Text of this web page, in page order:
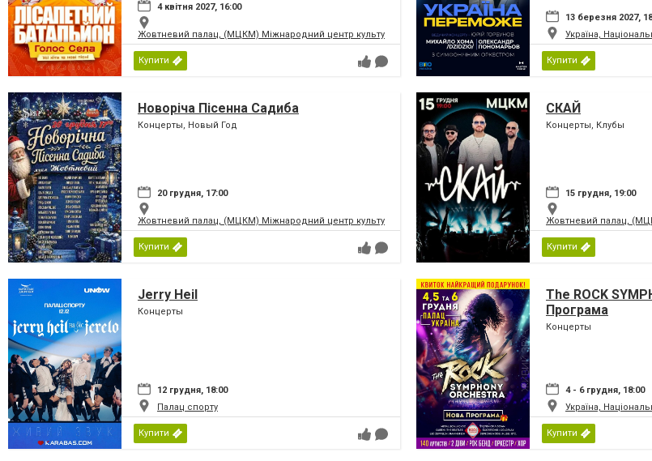
4 квітня 2027, 16:00
Жовтневий палац, (МЦКМ) Міжнародний центр культури і мистецтв Федерації профспілок України
Купити
13 березня 2027,
Україна,
Купити
Новоріча Пісенна Садиба
Концерты, Новый Год
20 грудня, 17:00
Жовтневий палац, (МЦКМ) Міжнародний центр культури і мистецтв Федерації профспілок України
Купити
СКАЙ
Концерты, Клубы
15 грудня, 19:00
Жовтневий палац,
Купити
Jerry Heil
Концерты
12 грудня, 18:00
Палац спорту
Купити
The ROCK
Програма
Концерты
4 - 6 грудня, 18:00
Україна,
Купити